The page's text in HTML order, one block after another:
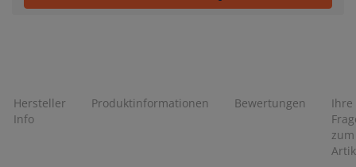
Hersteller
Info
Produktinformationen Bewertungen
Ihre
zum